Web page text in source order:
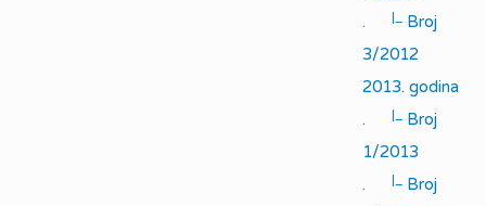
.
|_ Broj
3/2012
2013. godina
.
|_ Broj
1/2013
.
|_ Broj